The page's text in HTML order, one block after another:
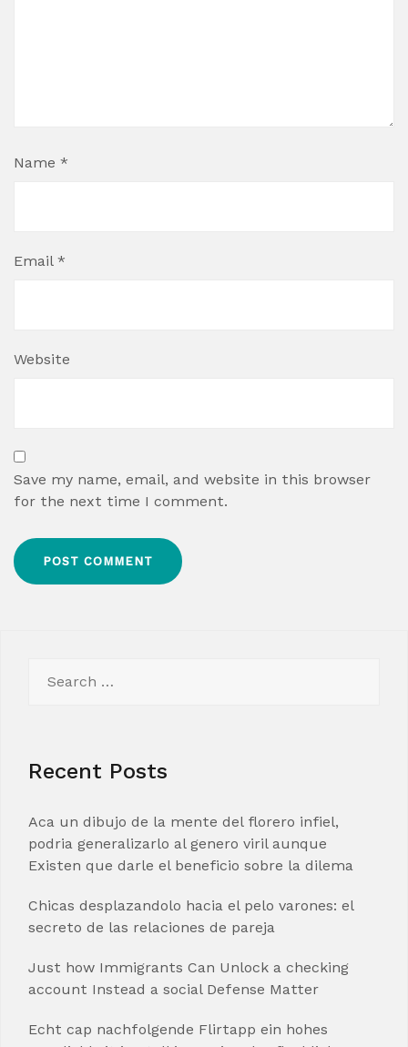
Name *
Email *
Website
Save my name, email, and website in this browser
for the next time I comment.
for:
Recent Posts
Aca un dibujo de la mente del florero infiel,
podria generalizarlo al genero viril aunque
Existen que darle el beneficio sobre la dilema
Chicas desplazandolo hacia el pelo varones: el
secreto de las relaciones de pareja
Just how Immigrants Can Unlock a checking
account Instead a social Defense Matter
Echt cap nachfolgende Flirtapp ein hohes